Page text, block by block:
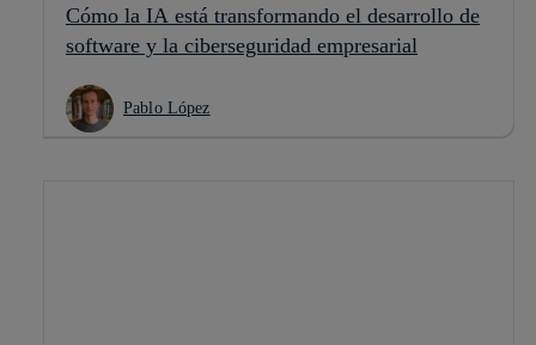
Cómo la IA está transformando el desarrollo de
software y la ciberseguridad empresarial
Pablo López